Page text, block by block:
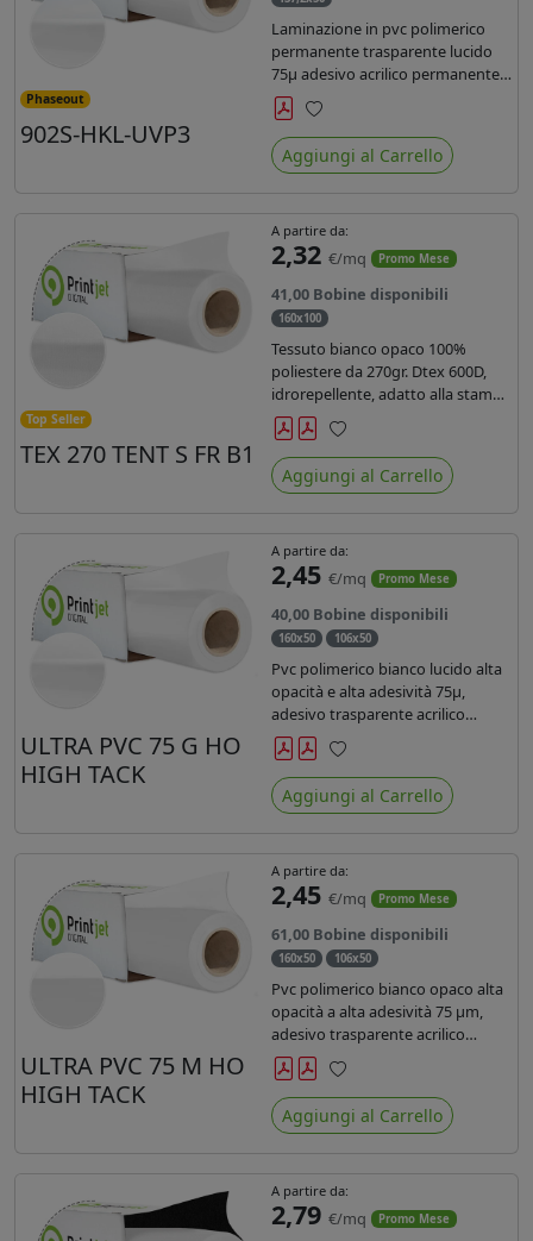
Phaseout
902S-HKL-UVP3
Laminazione in pvc polimerico
permanente trasparente lucido
75µ adesivo acrilico permanente
durata 5 anni con filtro uv, carta
kraft. Ideale per stampe con
inchiostro ecosolvente, UV e latex.
Preferiti
Aggiungi al Carrello
Top Seller
TEX 270 TENT S FR B1
A partire da:
2,32 €/mq Promo Mese
41,00 Bobine disponibili
160x100
Tessuto bianco opaco 100%
poliestere da 270gr. Dtex 600D,
idrorepellente, adatto alla stampa
solvente, ecosolvente, uv, latex (di
terza generazione). Ideale per
tende ,coperture gazebo, prodotti
gonfiabili o cuscini di
Preferiti
Aggiungi al Carrello
ULTRA PVC 75 G HO
HIGH TACK
A partire da:
2,45 €/mq Promo Mese
40,00 Bobine disponibili
160x50 106x50
Pvc polimerico bianco lucido alta
opacità e alta adesività 75µ,
adesivo trasparente acrilico
hotmelt permanente, durata 5-7
anni, liner 140gr PE su entrambi
lati. Prestazioni di alto livello.
Dotato di certificato ignifugo
Preferiti
Aggiungi al Carrello
ULTRA PVC 75 M HO
HIGH TACK
A partire da:
2,45 €/mq Promo Mese
61,00 Bobine disponibili
160x50 106x50
Pvc polimerico bianco opaco alta
opacità a alta adesività 75 µm,
adesivo trasparente acrilico
hotmelt permanente, durata 5-7
anni liner 140gr PE su entrambi
lati. Dotato di certificato ignifugo
Bs1d0.
Preferiti
Aggiungi al Carrello
A partire da:
2,79 €/mq Promo Mese